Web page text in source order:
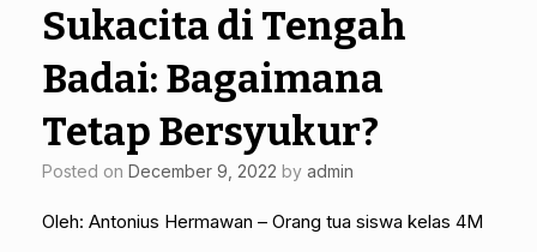
Sukacita di Tengah
Badai: Bagaimana
Tetap Bersyukur?
Posted on December 9, 2022 by admin
Oleh: Antonius Hermawan – Orang tua siswa kelas 4M